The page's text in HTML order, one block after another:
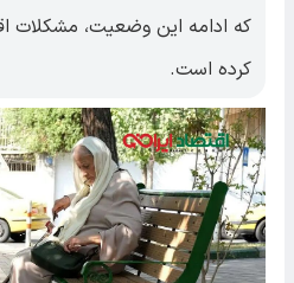
که ادامه این وضعیت، مشکلات
کرده است.